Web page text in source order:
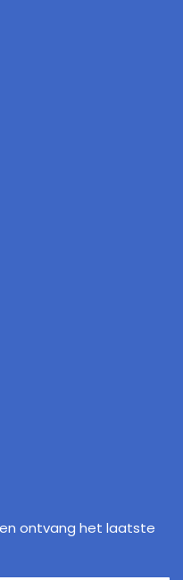
ontvang het laatste